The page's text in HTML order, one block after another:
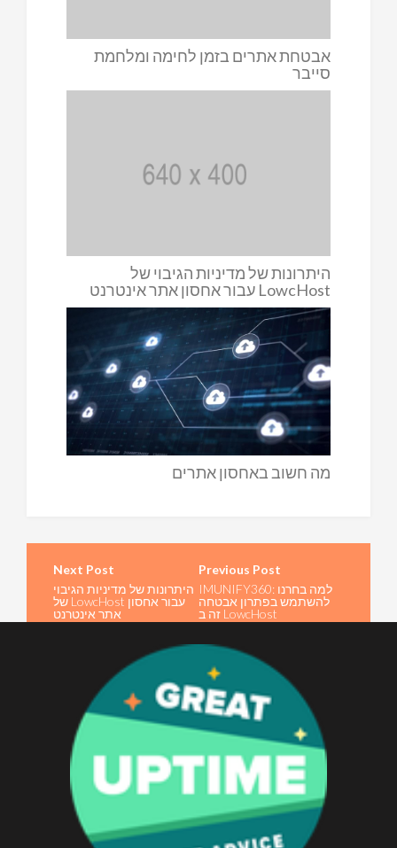
אבטחת אתרים בזמן לחימה ומלחמת
סייבר
היתרונות של מדיניות הגיבוי של
LowcHost עבור אחסון אתר אינטרנט
מה חשוב באחסון אתרים
IMUNIFY360: למה בחרנו
להשתמש בפתרון אבטחה
זה ב LowcHost
היתרונות של מדיניות הגיבוי
של LowcHost עבור אחסון
אתר אינטרנט